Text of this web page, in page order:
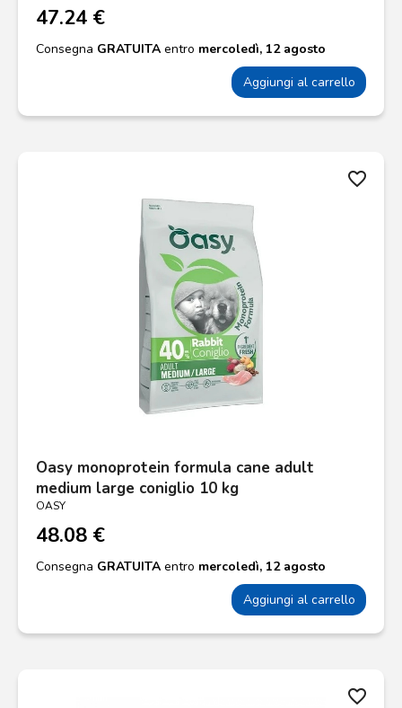
47.24 €
Consegna GRATUITA entro mercoledì, 12 agosto
Aggiungi al carrello
favorite_border
Oasy monoprotein formula cane adult
medium large coniglio 10 kg
OASY
48.08 €
Consegna GRATUITA entro mercoledì, 12 agosto
Aggiungi al carrello
favorite_border